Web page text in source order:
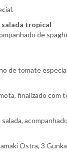
salada tropical
de
de tomate
finalizado com
Ostra, 3